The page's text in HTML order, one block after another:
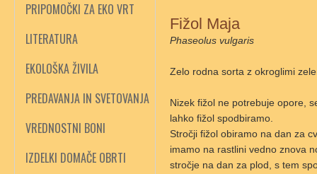
PRIPOMOČKI ZA EKO VRT
LITERATURA
EKOLOŠKA ŽIVILA
PREDAVANJA IN SVETOVANJA
VREDNOSTNI BONI
IZDELKI DOMAČE OBRTI
Fižol Maja
Phaseolus vulgaris
Zelo rodna sorta z okroglimi
Nizek fižol ne potrebuje opore,
lahko fižol spodbiramo.
Stročji fižol obiramo na dan za
imamo na rastlini vedno znova
stročje na dan za plod, s tem